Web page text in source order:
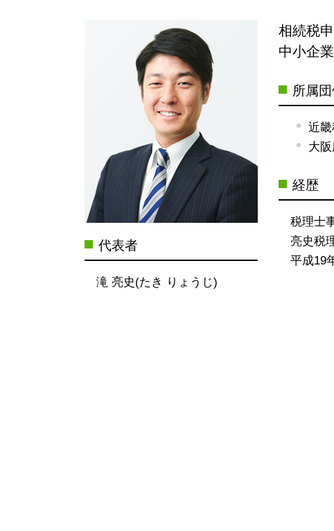
代表者
滝 亮史(たき りょうじ)
相続税
中小企
所属
近
大
経歴
税理士
亮史税
平成19